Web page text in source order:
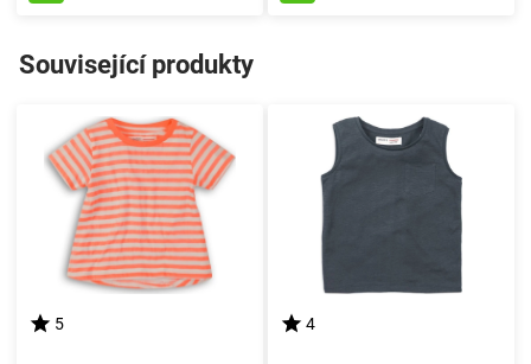
Související produkty
5 4